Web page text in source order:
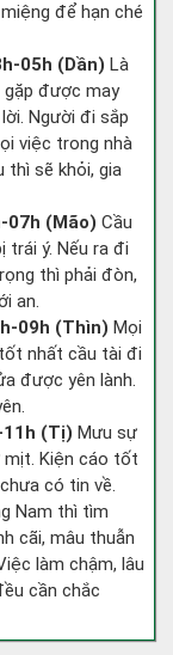
để hạn ché
05h (Dần) Là
được may
Người đi sắp
việc trong nhà
thì sẽ khỏi, gia
07h (Mão) Cầu
trái ý. Nếu ra đi
thì phải đòn,
an.
09h (Thìn) Mọi
nhất cầu tài đi
được yên lành.
(Tị) Mưu sự
mịt. Kiện cáo tốt
có tin về.
Nam thì tìm
cãi, mâu thuẫn
làm chậm, lâu
cần chắc